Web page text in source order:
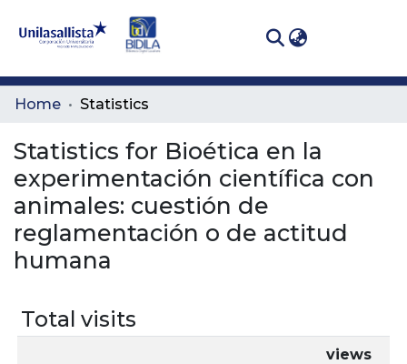
Communities
All of DSpace
Home Statistics
Statistics for Bioética en la
experimentación científica con
animales: cuestión de
reglamentación o de actitud
humana
Total visits
views